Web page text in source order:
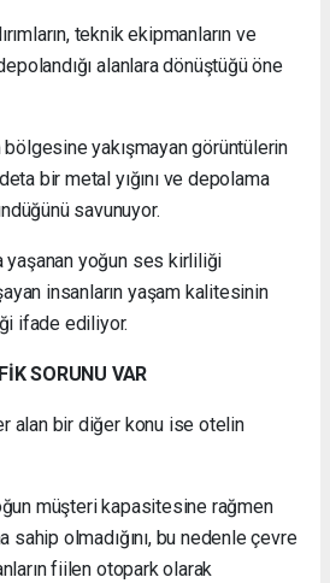
teknik ekipmanların ve
alanlara dönüştüğü öne
yakışmayan görüntülerin
bir metal yığını ve depolama
savunuyor.
yaşanan yoğun ses kirliliği
insanların yaşam kalitesinin
ifade ediliyor.
SORUNU VAR
alan bir diğer konu ise otelin
müşteri kapasitesine rağmen
sahip olmadığını, bu nedenle çevre
fiilen otopark olarak